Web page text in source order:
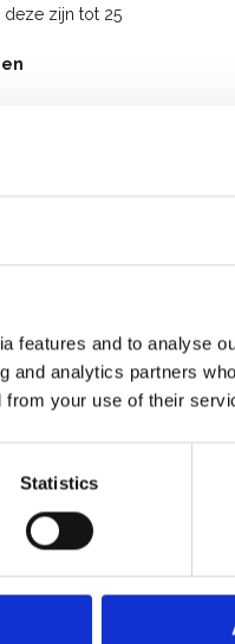
features and to analyse
and analytics partners
from your use of their
Statistics
deze zijn tot 25